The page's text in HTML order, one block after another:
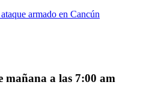
armado en Cancún
mañana a las 7:00 am